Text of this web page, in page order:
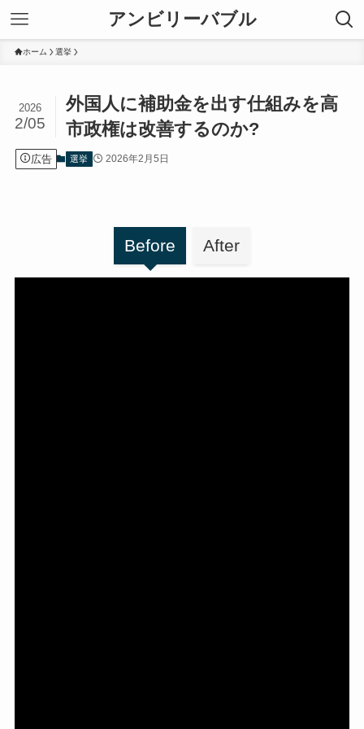
アンビリーバブル
ホーム 選挙
外国人に補助金を出す仕組みを高
市政権は改善するのか?
2026
2/05
広告 選挙 2026年2月5日
Before After